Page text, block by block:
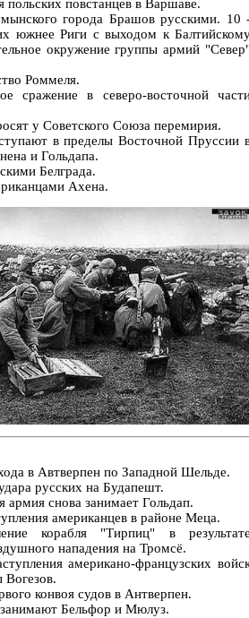
польских повстанцев в Варшаве.
города Брашов русскими. 10
южнее Риги с выходом к
окружение группы армий
Роммеля.
сражение в северо-восточной
у Советского Союза перемирия.
в пределы Восточной Пруссии
и Гольдапа.
Белграда.
Ахена.
в Автверпен по Западной Шельде.
русских на Будапешт.
армия снова занимает Гольдап.
американцев в районе Меца.
корабля "Тирпиц" в
нападения на Тромсё.
американо-французских
Вогезов.
конвоя судов в Антверпен.
Бельфор и Мюлуз.